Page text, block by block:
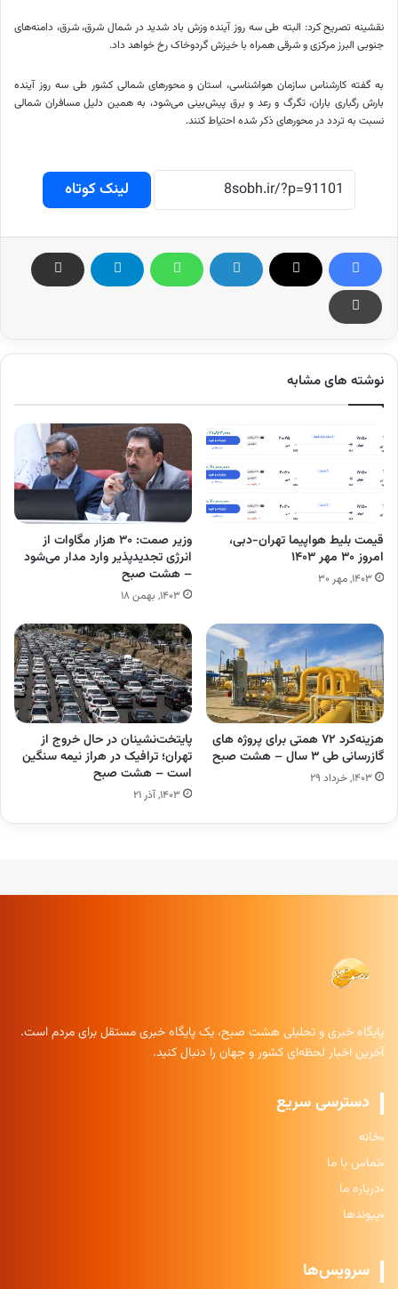
نقشینه تصریح کرد: البته طی سه روز آینده وزش باد شدید در شمال شرق، شرق، دامنه‌های
جنوبی البرز مرکزی و شرقی همراه با خیزش گردوخاک رخ خواهد داد.
به گفته کارشناس سازمان هواشناسی، استان و محورهای شمالی کشور طی سه روز آینده
بارش رگباری باران، تگرگ و رعد و برق پیش‌بینی می‌شود، به همین دلیل مسافران شمالی
نسبت به تردد در محورهای ذکر شده احتیاط کنند.
لینک کوتاه
نوشته های مشابه
قیمت بلیط هواپیما تهران-دبی،
امروز ۳۰ مهر ۱۴۰۳
۱۴۰۳, مهر ۳۰
وزیر صمت: ۳۰ هزار مگاوات از
انرژی تجدیدپذیر وارد مدار می‌شود
– هشت صبح
۱۴۰۳, بهمن ۱۸
هزینه‌کرد ۷۲ همتی برای پروژه های
گازرسانی طی ۳ سال – هشت صبح
۱۴۰۳, خرداد ۲۹
پایتخت‌نشینان در حال خروج از
تهران؛ ترافیک در هراز نیمه سنگین
است – هشت صبح
۱۴۰۳, آذر ۲۱
پایگاه خبری و تحلیلی هشت صبح، یک پایگاه خبری مستقل برای مردم است.
آخرین اخبار لحظه‌ای کشور و جهان را دنبال کنید.
دسترسی سریع
خانه
تماس با ما
درباره ما
پیوندها
سرویس‌ها